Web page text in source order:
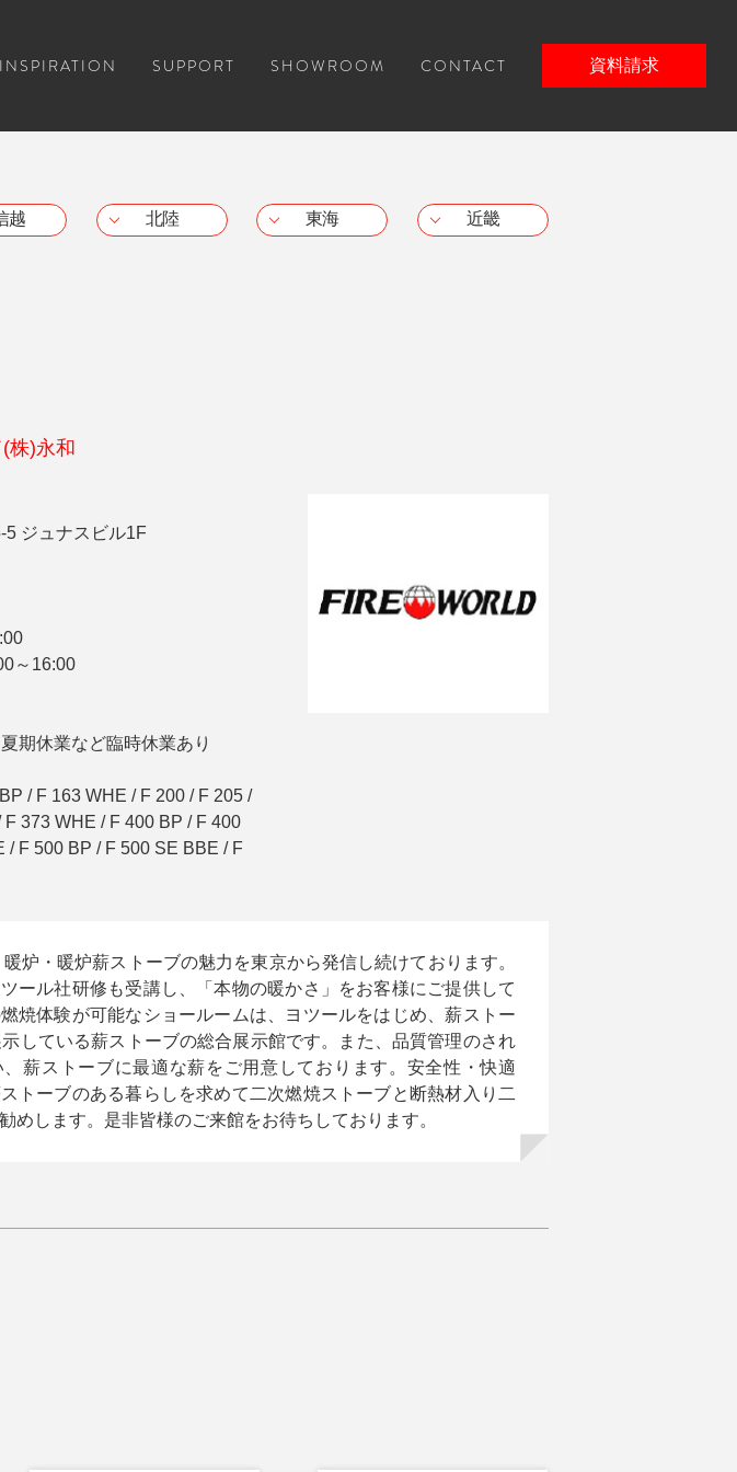
INSPIRATION SUPPORT SHOWROOM CONTACT 資料請求
越 北陸 東海 近畿
株)永和
5 ジュナスビル1F
～16:00
期休業など臨時休業あり
/ F 163 WHE / F 200 / F 205 /
F 373 WHE / F 400 BP / F 400
/ F 500 BP / F 500 SE BBE / F
炉・暖炉薪ストーブの魅力を東京から発信し続けております。
ール社研修も受講し、「本物の暖かさ」をお客様にご提供して
焼体験が可能なショールームは、ヨツールをはじめ、薪ストー
している薪ストーブの総合展示館です。また、品質管理のされ
薪ストーブに最適な薪をご用意しております。安全性・快適
トーブのある暮らしを求めて二次燃焼ストーブと断熱材入り二
めします。是非皆様のご来館をお待ちしております。